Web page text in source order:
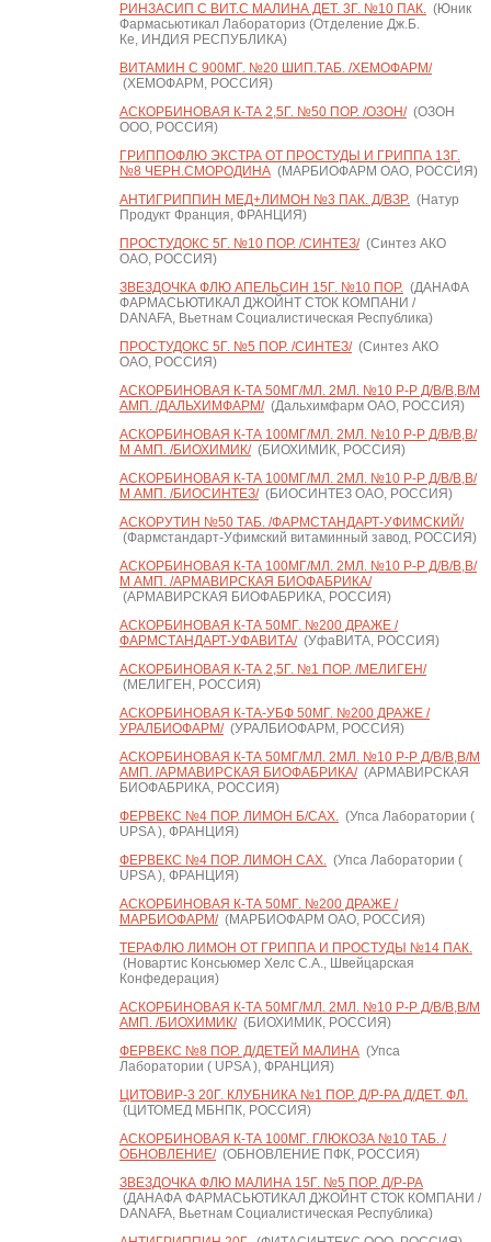
РИНЗАСИП С ВИТ.С МАЛИНА ДЕТ. 3Г. №10 ПАК.(Юник
Фармасьютикал Лабораториз (Отделение Дж.Б.
Ке, ИНДИЯ РЕСПУБЛИКА)
ВИТАМИН С 900МГ. №20 ШИП.ТАБ. /ХЕМОФАРМ/
(ХЕМОФАРМ, РОССИЯ)
АСКОРБИНОВАЯ К-ТА 2,5Г. №50 ПОР. /ОЗОН/(ОЗОН
ООО, РОССИЯ)
ГРИППОФЛЮ ЭКСТРА ОТ ПРОСТУДЫ И ГРИППА 13Г.
№8 ЧЕРН.СМОРОДИНА(МАРБИОФАРМ ОАО, РОССИЯ)
АНТИГРИППИН МЕД+ЛИМОН №3 ПАК. Д/ВЗР.(Натур
Продукт Франция, ФРАНЦИЯ)
ПРОСТУДОКС 5Г. №10 ПОР. /СИНТЕЗ/(Синтез АКО
ОАО, РОССИЯ)
ЗВЕЗДОЧКА ФЛЮ АПЕЛЬСИН 15Г. №10 ПОР.(ДАНАФА
ФАРМАСЬЮТИКАЛ ДЖОЙНТ СТОК КОМПАНИ /
DANAFA, Вьетнам Социалистическая Республика)
ПРОСТУДОКС 5Г. №5 ПОР. /СИНТЕЗ/(Синтез АКО
ОАО, РОССИЯ)
АСКОРБИНОВАЯ К-ТА 50МГ/МЛ. 2МЛ. №10 Р-Р Д/В/В,В/М
АМП. /ДАЛЬХИМФАРМ/(Дальхимфарм ОАО, РОССИЯ)
АСКОРБИНОВАЯ К-ТА 100МГ/МЛ. 2МЛ. №10 Р-Р Д/В/В,В/
М АМП. /БИОХИМИК/(БИОХИМИК, РОССИЯ)
АСКОРБИНОВАЯ К-ТА 100МГ/МЛ. 2МЛ. №10 Р-Р Д/В/В,В/
М АМП. /БИОСИНТЕЗ/(БИОСИНТЕЗ ОАО, РОССИЯ)
АСКОРУТИН №50 ТАБ. /ФАРМСТАНДАРТ-УФИМСКИЙ/
(Фармстандарт-Уфимский витаминный завод, РОССИЯ)
АСКОРБИНОВАЯ К-ТА 100МГ/МЛ. 2МЛ. №10 Р-Р Д/В/В,В/
М АМП. /АРМАВИРСКАЯ БИОФАБРИКА/
(АРМАВИРСКАЯ БИОФАБРИКА, РОССИЯ)
АСКОРБИНОВАЯ К-ТА 50МГ. №200 ДРАЖЕ /
ФАРМСТАНДАРТ-УФАВИТА/(УфаВИТА, РОССИЯ)
АСКОРБИНОВАЯ К-ТА 2,5Г. №1 ПОР. /МЕЛИГЕН/
(МЕЛИГЕН, РОССИЯ)
АСКОРБИНОВАЯ К-ТА-УБФ 50МГ. №200 ДРАЖЕ /
УРАЛБИОФАРМ/(УРАЛБИОФАРМ, РОССИЯ)
АСКОРБИНОВАЯ К-ТА 50МГ/МЛ. 2МЛ. №10 Р-Р Д/В/В,В/М
АМП. /АРМАВИРСКАЯ БИОФАБРИКА/(АРМАВИРСКАЯ
БИОФАБРИКА, РОССИЯ)
ФЕРВЕКС №4 ПОР. ЛИМОН Б/САХ.(Упса Лаборатории (
UPSA ), ФРАНЦИЯ)
ФЕРВЕКС №4 ПОР. ЛИМОН САХ.(Упса Лаборатории (
UPSA ), ФРАНЦИЯ)
АСКОРБИНОВАЯ К-ТА 50МГ. №200 ДРАЖЕ /
МАРБИОФАРМ/(МАРБИОФАРМ ОАО, РОССИЯ)
ТЕРАФЛЮ ЛИМОН ОТ ГРИППА И ПРОСТУДЫ №14 ПАК.
(Новартис Консьюмер Хелс С.А., Швейцарская
Конфедерация)
АСКОРБИНОВАЯ К-ТА 50МГ/МЛ. 2МЛ. №10 Р-Р Д/В/В,В/М
АМП. /БИОХИМИК/(БИОХИМИК, РОССИЯ)
ФЕРВЕКС №8 ПОР. Д/ДЕТЕЙ МАЛИНА(Упса
Лаборатории ( UPSA ), ФРАНЦИЯ)
ЦИТОВИР-3 20Г. КЛУБНИКА №1 ПОР. Д/Р-РА Д/ДЕТ. ФЛ.
(ЦИТОМЕД МБНПК, РОССИЯ)
АСКОРБИНОВАЯ К-ТА 100МГ. ГЛЮКОЗА №10 ТАБ. /
ОБНОВЛЕНИЕ/(ОБНОВЛЕНИЕ ПФК, РОССИЯ)
ЗВЕЗДОЧКА ФЛЮ МАЛИНА 15Г. №5 ПОР. Д/Р-РА
(ДАНАФА ФАРМАСЬЮТИКАЛ ДЖОЙНТ СТОК КОМПАНИ /
DANAFA, Вьетнам Социалистическая Республика)